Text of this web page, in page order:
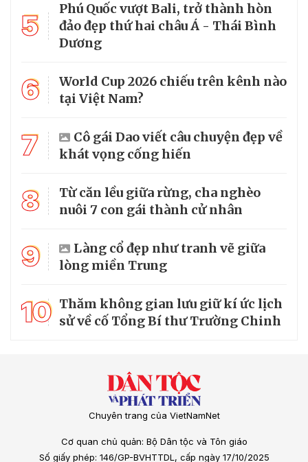
5
Phú Quốc vượt Bali, trở thành hòn
đảo đẹp thứ hai châu Á - Thái Bình
Dương
6
World Cup 2026 chiếu trên kênh nào
tại Việt Nam?
7
Cô gái Dao viết câu chuyện đẹp về
khát vọng cống hiến
8
Từ căn lều giữa rừng, cha nghèo
nuôi 7 con gái thành cử nhân
9
Làng cổ đẹp như tranh vẽ giữa
lòng miền Trung
10 Thăm không gian lưu giữ kí ức lịch
sử về cố Tổng Bí thư Trường Chinh
Chuyên trang của VietNamNet
Cơ quan chủ quản: Bộ Dân tộc và Tôn giáo
Số giấy phép: 146/GP-BVHTTDL, cấp ngày 17/10/2025